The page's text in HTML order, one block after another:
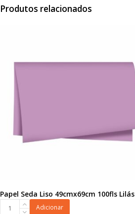
Produtos relacionados
Papel Seda Liso 49cmx69cm 100fls Lilás
Adicionar